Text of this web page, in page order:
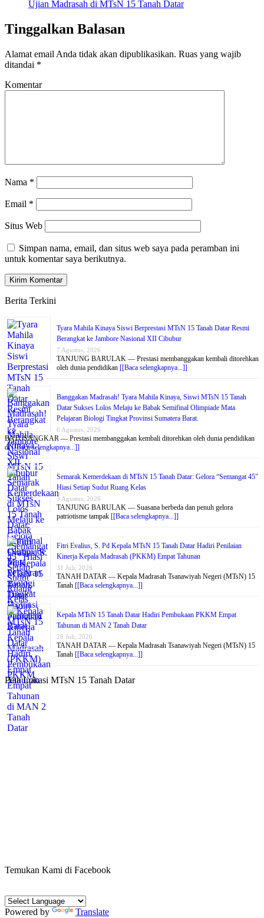
Ujian Madrasah di MTsN 15 Tanah Datar
Tinggalkan Balasan
Alamat email Anda tidak akan dipublikasikan. Ruas yang wajib
ditandai *
Komentar
Nama *
Email *
Situs Web
Simpan nama, email, dan situs web saya pada peramban ini
untuk komentar saya berikutnya.
Berita Terkini
Tyara Mahila Kinaya Siswi Berprestasi MTsN 15 Tanah Datar Resmi
Berangkat ke Jambore Nasional XII Cibubur
7 Agustus, 2026
TANJUNG BARULAK — Prestasi membanggakan kembali ditorehkan
oleh dunia pendidikan [[Baca selengkapnya...]]
Banggakan Madrasah! Tyara Mahila Kinaya, Siswi MTsN 15 Tanah
Datar Sukses Lolos Melaju ke Babak Semifinal Olimpiade Mata
Pelajaran Biologi Tingkat Provinsi Sumatera Barat.
6 Agustus, 2026
BATUSANGKAR — Prestasi membanggakan kembali ditorehkan oleh dunia pendidikan
di[[Baca selengkapnya...]]
Semarak Kemerdekaan di MTsN 15 Tanah Datar: Gelora “Semangat 45”
Hiasi Setiap Sudut Ruang Kelas
3 Agustus, 2026
TANJUNG BARULAK — Suasana berbeda dan penuh gelora
patriotisme tampak [[Baca selengkapnya...]]
Fitri Evalius, S. Pd Kepala MTsN 15 Tanah Datar Hadiri Penilaian
Kinerja Kepala Madrasah (PKKM) Empat Tahunan
31 Juli, 2026
TANAH DATAR — Kepala Madrasah Tsanawiyah Negeri (MTsN) 15
Tanah [[Baca selengkapnya...]]
Kepala MTsN 15 Tanah Datar Hadiri Pembukaan PKKM Empat
Tahunan di MAN 2 Tanah Datar
28 Juli, 2026
TANAH DATAR — Kepala Madrasah Tsanawiyah Negeri (MTsN) 15
Tanah [[Baca selengkapnya...]]
Peta Lokasi MTsN 15 Tanah Datar
Temukan Kami di Facebook
Powered by Translate